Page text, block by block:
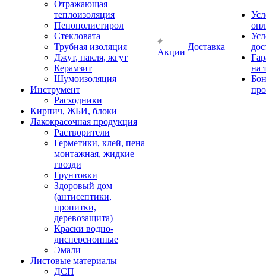
Отражающая
теплоизоляция
Пенополистирол
Стекловата
Трубная изоляция
Джут, пакля, жгут
Керамзит
Шумоизоляция
Инструмент
Расходники
Кирпич, ЖБИ, блоки
Лакокрасочная продукция
Растворители
Герметики, клей, пена
монтажная, жидкие
гвозди
Грунтовки
Здоровый дом
(антисептики,
пропитки,
деревозащита)
Краски водно-
дисперсионные
Эмали
Листовые материалы
ДСП
Акции
Доставка
на